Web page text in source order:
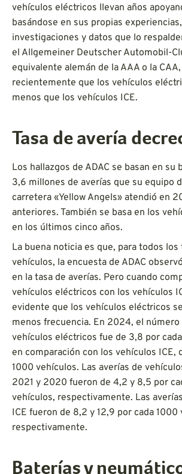
vehículos eléctricos llevan años
basándose en sus propias
investigaciones y datos que lo
el Allgemeiner Deutscher Automobil-
equivalente alemán de la AAA o la
recientemente que los vehículos
menos que los vehículos ICE.
Tasa de avería
Los hallazgos de ADAC se basan en su
3,6 millones de averías que su equipo
carretera «Yellow Angels» atendió en
anteriores. También se basa en los
en los últimos cinco años.
La buena noticia es que, para todos los
vehículos, la encuesta de ADAC
en la tasa de averías. Pero cuando
vehículos eléctricos con los vehículos
evidente que los vehículos eléctricos
menos frecuencia. En 2024, el número
vehículos eléctricos fue de 3,8 por
en comparación con los vehículos ICE,
1000 vehículos. Las averías de
2021 y 2020 fueron de 4,2 y 8,5 por
vehículos, respectivamente. Las
ICE fueron de 8,2 y 12,9 por cada 1000
respectivamente.
Baterías y